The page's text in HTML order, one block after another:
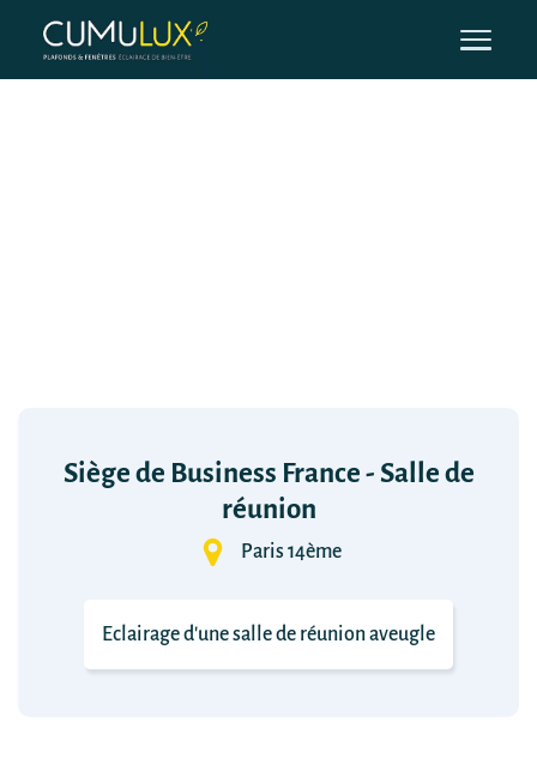
Siège de Business France - Salle de
réunion
Paris 14ème
Eclairage d'une salle de réunion aveugle